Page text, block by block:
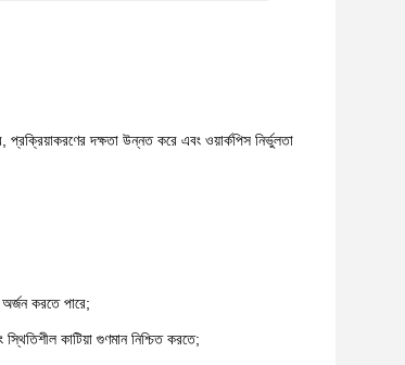
দক্ষতা উন্নত করে এবং ওয়ার্কপিস নির্ভুলতা
করতে পারে;
কাটিয়া গুণমান নিশ্চিত করতে;